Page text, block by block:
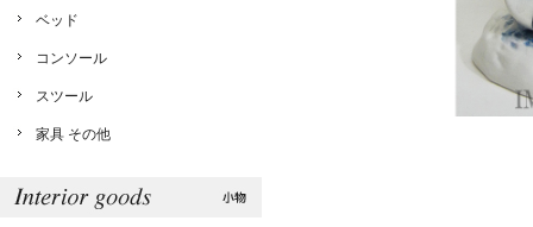
ベッド
コンソール
スツール
家具 その他